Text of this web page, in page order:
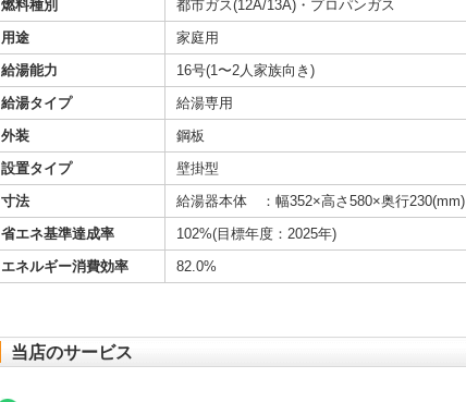
燃料種別
都市ガス(12A/13A)・プロパンガス
用途
家庭用
給湯能力
16号(1〜2人家族向き)
給湯タイプ
給湯専用
外装
鋼板
設置タイプ
壁掛型
寸法
給湯器本体 ：幅352×高さ580×奥行230(mm)
省エネ基準達成率
102%(目標年度：2025年)
エネルギー消費効率
82.0%
当店のサービス